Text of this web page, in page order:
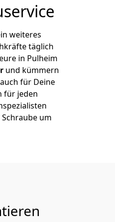
weiteres
täglich
in Pulheim
und kümmern
für Deine
für jeden
um